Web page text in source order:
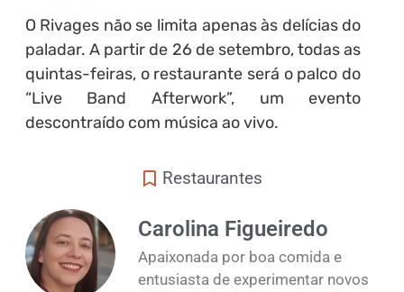
O Rivages não se limita apenas às delícias do
paladar. A partir de 26 de setembro, todas as
quintas-feiras, o restaurante será o palco do
“Live Band Afterwork”, um evento
descontraído com música ao vivo.
Restaurantes
Carolina Figueiredo
Apaixonada por boa comida e
entusiasta de experimentar novos